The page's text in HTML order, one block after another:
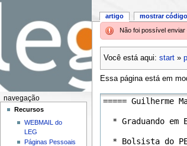
Não foi possível
Você está aqui: start»
Essa página está em
artigo mostrar
navegação
Recursos
WEBMAIL do
LEG
Páginas Pessoais